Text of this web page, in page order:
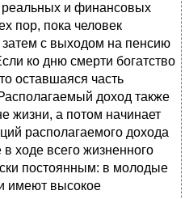
и финансовых
пор, пока человек
затем с выходом на пенсию
ко дню смерти богатство
оставшаяся часть
доход также
жизни, а потом начинает
располагаемого дохода
в ходе всего жизненного
постоянным: в молодые
имеют высокое